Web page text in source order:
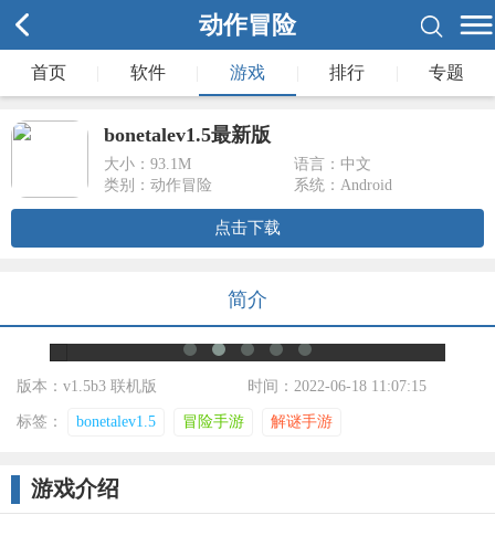
动作冒险
首页 软件 游戏 排行 专题
bonetalev1.5最新版
大小： 93.1M
语言：中文
类别：动作冒险
系统：Android
点击下载
简介
版本：v1.5b3 联机版 时间：2022-06-18 11:07:15
标签： bonetalev1.5 冒险手游 解谜手游
游戏介绍